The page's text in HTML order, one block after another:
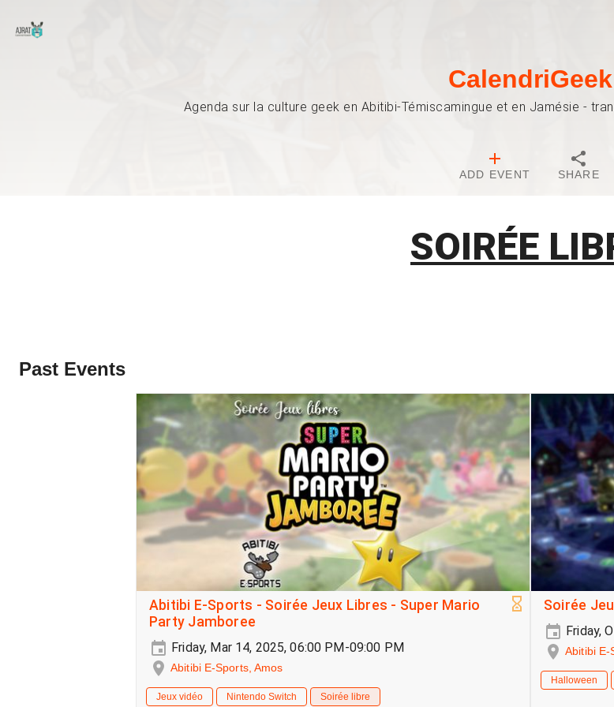
CalendriGeek
Agenda sur la culture geek en Abitibi-Témiscamingue et en Jamésie -
ADD EVENT SHARE
SOIRÉE
Past Events
Abitibi E-Sports - Soirée Jeux Libres - Super Mario
Party Jamboree
Friday, Mar 14, 2025, 06:00 PM-09:00 PM
Abitibi E-Sports, Amos
Jeux vidéo Nintendo Switch Soirée libre
Soirée
Friday,
Abitibi E-
Halloween